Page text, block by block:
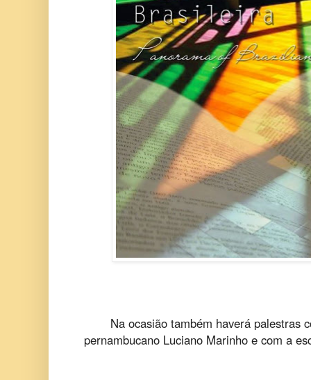
Na ocasião também haverá palestras
pernambucano Luciano Marinho e com a